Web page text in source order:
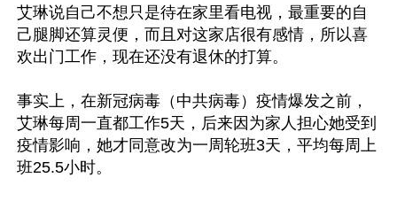
艾琳说自己不想只是待在家里看电视，最重要的自
己腿脚还算灵便，而且对这家店很有感情，所以喜
欢出门工作，现在还没有退休的打算。
事实上，在新冠病毒（中共病毒）疫情爆发之前，
艾琳每周一直都工作5天，后来因为家人担心她受到
疫情影响，她才同意改为一周轮班3天，平均每周上
班25.5小时。